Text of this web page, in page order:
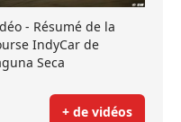
- Résumé de la
IndyCar de
Seca
+ de vidéos